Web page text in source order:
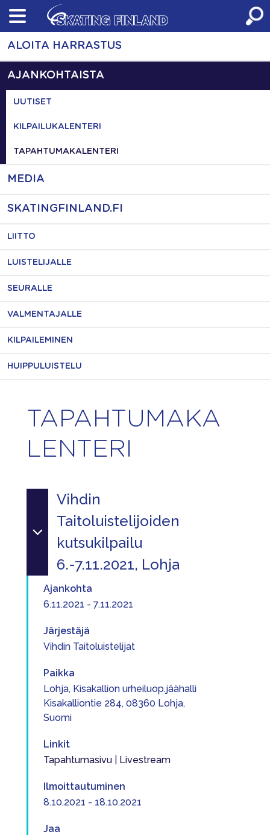
Skip
content
ALOITA HARRASTUS
AJANKOHTAISTA
UUTISET
KILPAILUKALENTERI
TAPAHTUMAKALENTERI
MEDIA
SKATINGFINLAND.FI
LIITTO
LUISTELIJALLE
SEURALLE
VALMENTAJALLE
KILPAILEMINEN
HUIPPULUISTELU
TAPAHTUMAKA
LENTERI
Vihdin
Taitoluistelijoiden
kutsukilpailu
6.-7.11.2021, Lohja
Ajankohta
6.11.2021 - 7.11.2021
Järjestäjä
Vihdin Taitoluistelijat
Paikka
Lohja, Kisakallion urheiluop.jäähalli
Kisakalliontie 284, 08360 Lohja,
Suomi
Linkit
Tapahtumasivu
Livestream
Ilmoittautuminen
8.10.2021 - 18.10.2021
Jaa